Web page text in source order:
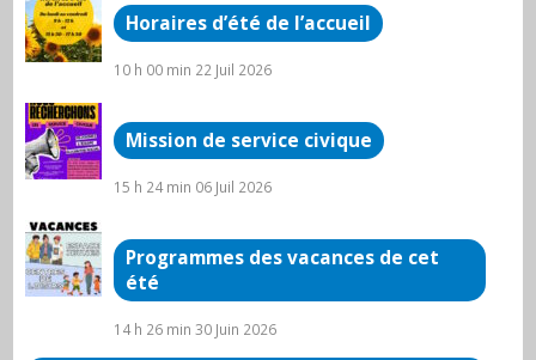
Horaires d’été de l’accueil
10 h 00 min 22 Juil 2026
Mission de service civique
15 h 24 min 06 Juil 2026
Programmes des vacances de cet
été
14 h 26 min 30 Juin 2026